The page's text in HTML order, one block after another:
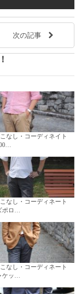
次の記事
なし・コーディネイト
なし・コーディネート
ロ…
なし・コーディネート
ッ…